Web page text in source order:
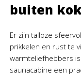
buiten
Er zijn talloze
prikkelen en rust te
warmteliefhebbers
saunacabine een